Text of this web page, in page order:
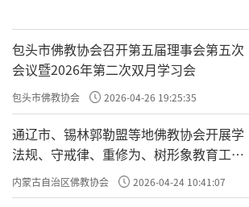
包头市佛教协会召开第五届理事会第五次
会议暨2026年第二次双月学习会
包头市佛教协会 2026-04-26 19:25:35
通辽市、锡林郭勒盟等地佛教协会开展学
法规、守戒律、重修为、树形象教育工作
专题学习会
内蒙古自治区佛教协会 2026-04-24 10:41:07